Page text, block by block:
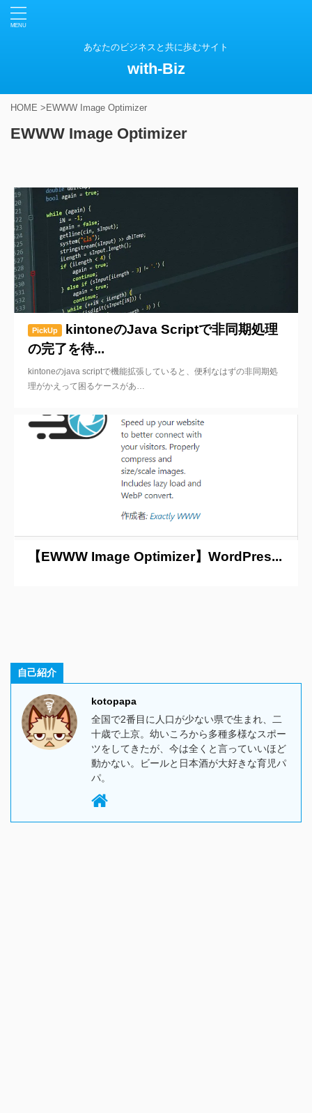
あなたのビジネスと共に歩むサイト
with-Biz
HOME > EWWW Image Optimizer
EWWW Image Optimizer
PickUp
kintoneのJava Scriptで非同期処理
の完了を待...
kintoneのjava scriptで機能拡張していると、便利なはずの非同期処
理がかえって困るケースがあ…
【EWWW Image Optimizer】WordPres...
自己紹介
kotopapa
全国で2番目に人口が少ない県で生まれ、二
十歳で上京。幼いころから多種多様なスポー
ツをしてきたが、今は全くと言っていいほど
動かない。ビールと日本酒が大好きな育児パ
パ。